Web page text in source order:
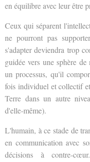
en équilibre avec leur être
Ceux qui séparent
ne pourront pas
s'adapter deviendra trop
guidée vers une sphère
un processus, qu'il
fois individuel et collectif
Terre dans un autre
d'elle-même).
L'humain, à ce stade de
en communication avec
décisions à contre-